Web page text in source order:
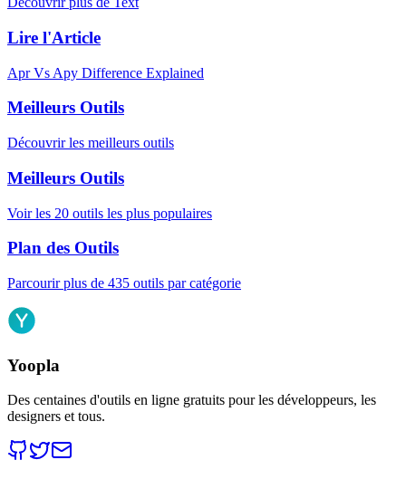
Lire l'Article
Apr Vs Apy Difference Explained
Meilleurs Outils
Découvrir les meilleurs outils
Meilleurs Outils
Voir les 20 outils les plus populaires
Plan des Outils
Parcourir plus de 435 outils par catégorie
Yoopla
Des centaines d'outils en ligne gratuits pour les développeurs, les
designers et tous.